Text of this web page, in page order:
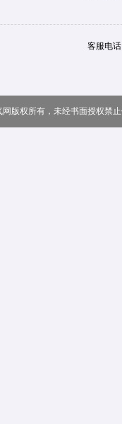
客服电
网版权所有，未经书面授权